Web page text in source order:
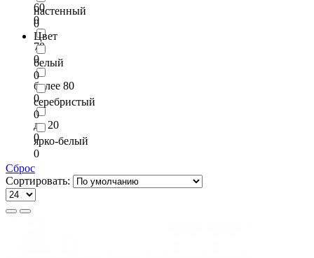
60
0
70
0
более 80
0
до 20
0
настенный
0
Цвет
белый
0
серебристый
0
ярко-белый
0
Сброс
Сортировать: